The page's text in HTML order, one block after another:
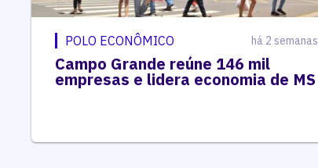
POLO ECONÔMICO há 2 semanas
Campo Grande reúne 146 mil
empresas e lidera economia de MS